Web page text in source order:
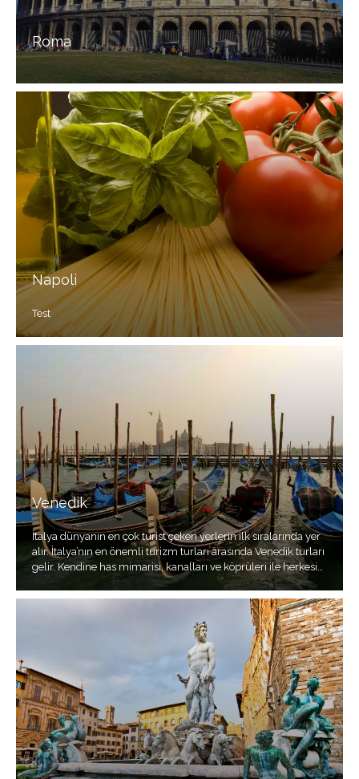
Roma
Napoli
Test
Venedik
İtalya dünyanın en çok turist çeken yerlerin ilk sıralarında yer
alır. İtalya’nın en önemli turizm turları arasında Venedik turları
gelir. Kendine has mimarisi, kanalları ve köprüleri ile herkesin
tatil planlarında yer alan bir şehirdir